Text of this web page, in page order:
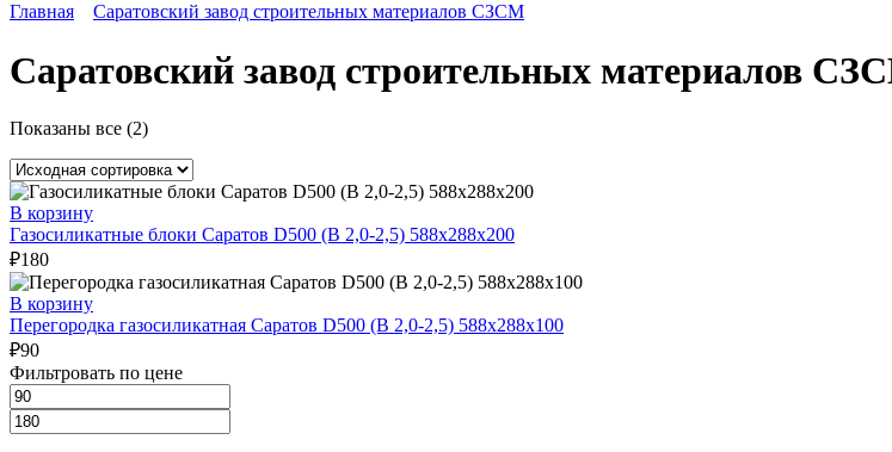
Главная
Саратовский завод строительных материалов СЗСМ
Саратовский завод строительных материалов
Показаны все (2)
В корзину
Газосиликатные блоки Саратов D500 (B 2,0-2,5) 588x288x200
₽180
В корзину
Перегородка газосиликатная Саратов D500 (B 2,0-2,5) 588x288x100
₽90
Фильтровать по цене